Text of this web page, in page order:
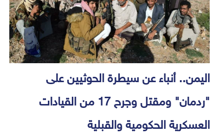
اليمن.. أنباء عن سيطرة الحوثيين على
"ردمان" ومقتل وجرح 17 من القيادات
العسكرية الحكومية والقبلية